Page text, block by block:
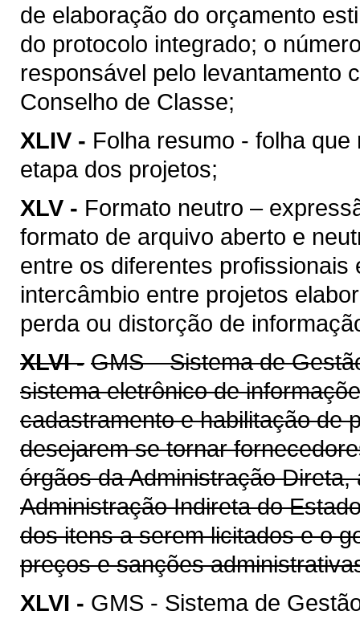
de elaboração do orçamento
do protocolo integrado; o
responsável pelo levantamento
Conselho de Classe;
XLIV - Folha resumo - folha
etapa dos projetos;
XLV - Formato neutro –
formato de arquivo aberto e
entre os diferentes
intercâmbio entre projetos
perda ou distorção de
XLVI - GMS – Sistema de
sistema eletrônico de
cadastramento e habilitação de
desejarem se tornar
órgãos da Administração
Administração Indireta do
dos itens a serem licitados e o
preços e sanções
XLVI - GMS - Sistema de